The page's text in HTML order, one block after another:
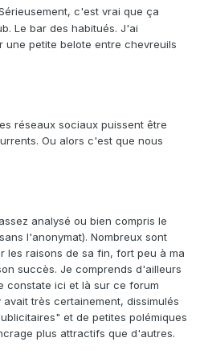
c'est vrai que ça
Le bar des habitués. J'ai
petite belote entre chevreuils
réseaux sociaux puissent être
Ou alors c'est que nous
analysé ou bien compris le
l'anonymat). Nombreux sont
les raisons de sa fin, fort peu à ma
succès. Je comprends d'ailleurs
constate ici et là sur ce forum
très certainement, dissimulés
et de petites polémiques
plus attractifs que d'autres.